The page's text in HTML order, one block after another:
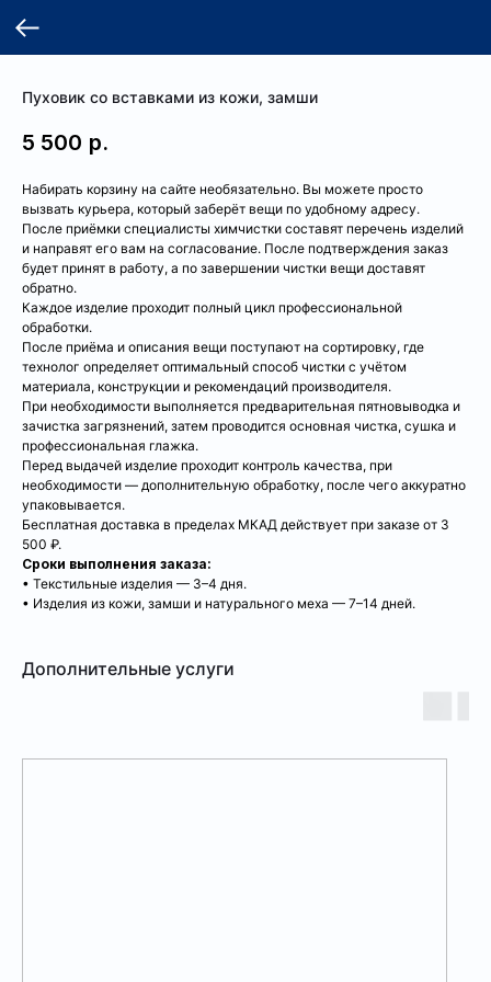
Пуховик со вставками из кожи, замши
5 500 р.
Набирать корзину на сайте необязательно. Вы можете просто
вызвать курьера, который заберёт вещи по удобному адресу.
После приёмки специалисты химчистки составят перечень изделий
и направят его вам на согласование. После подтверждения заказ
будет принят в работу, а по завершении чистки вещи доставят
обратно.
Каждое изделие проходит полный цикл профессиональной
обработки.
После приёма и описания вещи поступают на сортировку, где
технолог определяет оптимальный способ чистки с учётом
материала, конструкции и рекомендаций производителя.
При необходимости выполняется предварительная пятновыводка и
зачистка загрязнений, затем проводится основная чистка, сушка и
профессиональная глажка.
Перед выдачей изделие проходит контроль качества, при
необходимости — дополнительную обработку, после чего аккуратно
упаковывается.
Бесплатная доставка в пределах МКАД действует при заказе от 3
500 ₽.
Сроки выполнения заказа:
• Текстильные изделия — 3–4 дня.
• Изделия из кожи, замши и натурального меха — 7–14 дней.
Дополнительные услуги